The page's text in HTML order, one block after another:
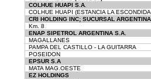
COLHUE HUAPI S.A.
COLHUE HUAPI (ESTANCIA LA
CRI HOLDING INC; SUCURSAL ARGENTINA
Km. 8
ENAP SIPETROL ARGENTINA S.A.
MAGALLANES
PAMPA DEL CASTILLO - LA GUITARRA
POSEIDON
EPSUR S.A
MATA MAG.OESTE
EZ HOLDINGS